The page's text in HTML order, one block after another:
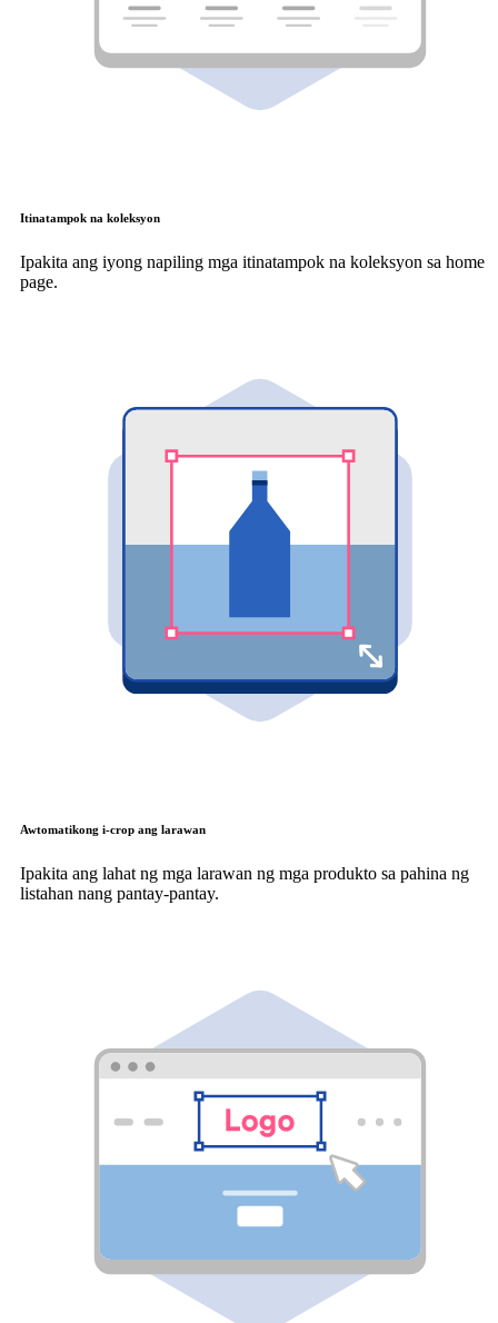
Itinatampok na koleksyon
Ipakita ang iyong napiling mga itinatampok na koleksyon sa home
page.
Awtomatikong i-crop ang larawan
Ipakita ang lahat ng mga larawan ng mga produkto sa pahina ng
listahan nang pantay-pantay.